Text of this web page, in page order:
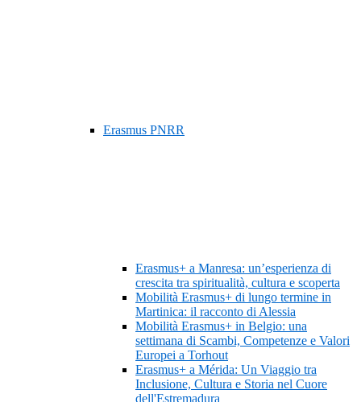
Erasmus PNRR
Erasmus+ a Manresa: un’esperienza di
crescita tra spiritualità, cultura e scoperta
Mobilità Erasmus+ di lungo termine in
Martinica: il racconto di Alessia
Mobilità Erasmus+ in Belgio: una
settimana di Scambi, Competenze e Valori
Europei a Torhout
Erasmus+ a Mérida: Un Viaggio tra
Inclusione, Cultura e Storia nel Cuore
dell'Estremadura